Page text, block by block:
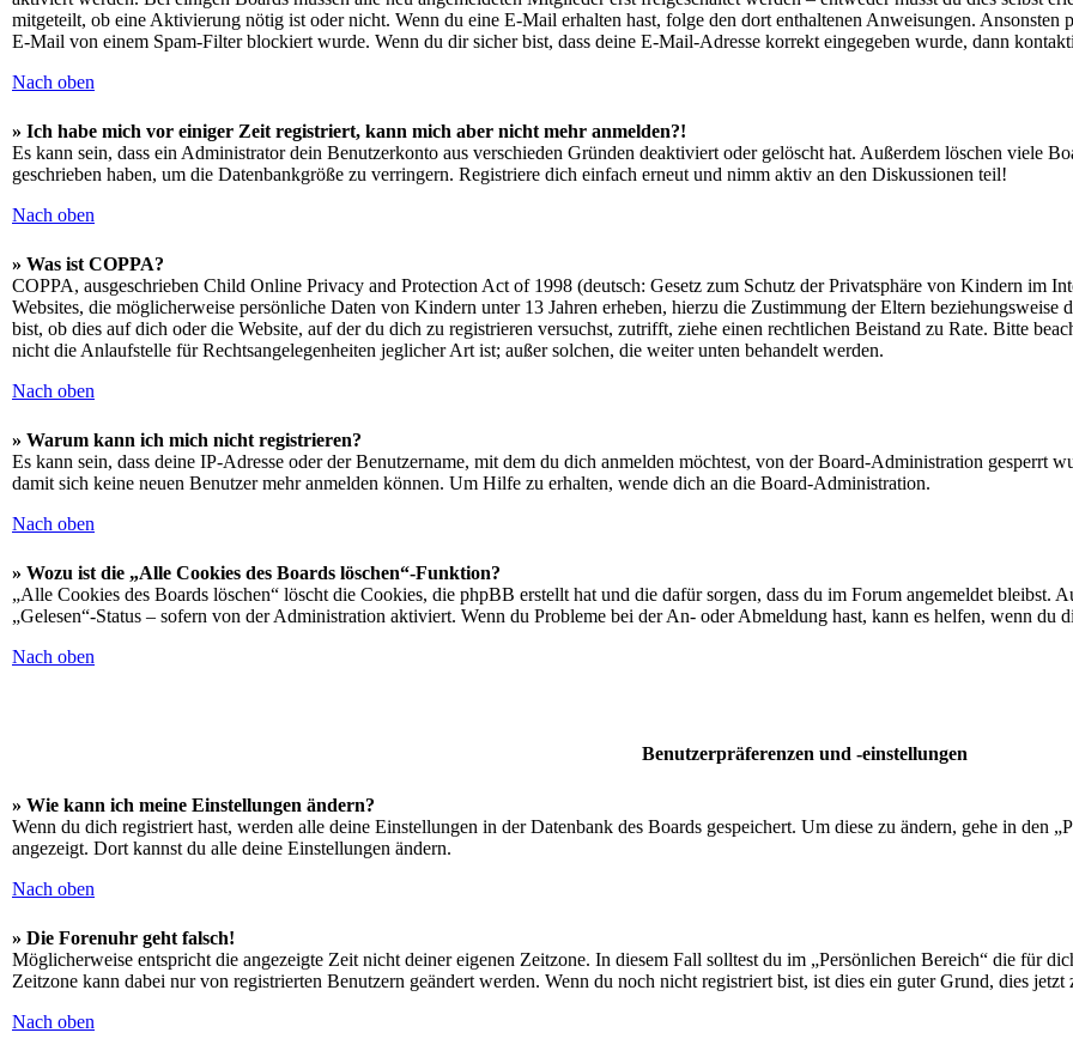
mitgeteilt, ob eine Aktivierung nötig ist oder nicht. Wenn du eine E-Mail erhalten hast, folge den dort enthaltenen Anweisungen.
E-Mail von einem Spam-Filter blockiert wurde. Wenn du dir sicher bist, dass deine E-Mail-Adresse korrekt eingegeben wurde, dann
Nach oben
» Ich habe mich vor einiger Zeit registriert, kann mich aber nicht mehr anmelden?!
Es kann sein, dass ein Administrator dein Benutzerkonto aus verschieden Gründen deaktiviert oder gelöscht hat. Außerdem löschen viele
geschrieben haben, um die Datenbankgröße zu verringern. Registriere dich einfach erneut und nimm aktiv an den Diskussionen teil!
Nach oben
» Was ist COPPA?
COPPA, ausgeschrieben Child Online Privacy and Protection Act of 1998 (deutsch: Gesetz zum Schutz der Privatsphäre von Kindern im
Websites, die möglicherweise persönliche Daten von Kindern unter 13 Jahren erheben, hierzu die Zustimmung der Eltern beziehungsweise
bist, ob dies auf dich oder die Website, auf der du dich zu registrieren versuchst, zutrifft, ziehe einen rechtlichen Beistand zu Rate. Bitte
nicht die Anlaufstelle für Rechtsangelegenheiten jeglicher Art ist; außer solchen, die weiter unten behandelt werden.
Nach oben
» Warum kann ich mich nicht registrieren?
Es kann sein, dass deine IP-Adresse oder der Benutzername, mit dem du dich anmelden möchtest, von der Board-Administration gesperrt
damit sich keine neuen Benutzer mehr anmelden können. Um Hilfe zu erhalten, wende dich an die Board-Administration.
Nach oben
» Wozu ist die „Alle Cookies des Boards löschen“-Funktion?
„Alle Cookies des Boards löschen“ löscht die Cookies, die phpBB erstellt hat und die dafür sorgen, dass du im Forum angemeldet bleibst.
„Gelesen“-Status – sofern von der Administration aktiviert. Wenn du Probleme bei der An- oder Abmeldung hast, kann es helfen, wenn du
Nach oben
Benutzerpräferenzen und -einstellungen
» Wie kann ich meine Einstellungen ändern?
Wenn du dich registriert hast, werden alle deine Einstellungen in der Datenbank des Boards gespeichert. Um diese zu ändern, gehe in den
angezeigt. Dort kannst du alle deine Einstellungen ändern.
Nach oben
» Die Forenuhr geht falsch!
Möglicherweise entspricht die angezeigte Zeit nicht deiner eigenen Zeitzone. In diesem Fall solltest du im „Persönlichen Bereich“ die für
Zeitzone kann dabei nur von registrierten Benutzern geändert werden. Wenn du noch nicht registriert bist, ist dies ein guter Grund, dies jetzt
Nach oben